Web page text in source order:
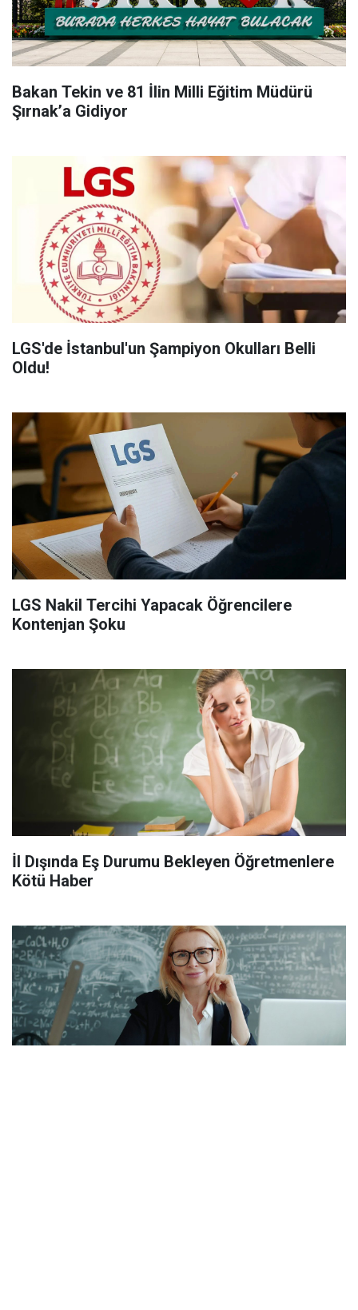
Bakan Tekin ve 81 İlin Milli Eğitim Müdürü
Şırnak’a Gidiyor
LGS'de İstanbul'un Şampiyon Okulları Belli
Oldu!
LGS Nakil Tercihi Yapacak Öğrencilere
Kontenjan Şoku
İl Dışında Eş Durumu Bekleyen Öğretmenlere
Kötü Haber